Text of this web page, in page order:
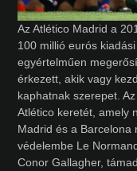
Az Atlético Madrid a
100 millió eurós
egyértelműen
érkezett, akik vagy
kaphatnak szerepet.
Atlético keretét, amely
Madrid és a Barcelona
védelembe Le
Conor Gallagher,